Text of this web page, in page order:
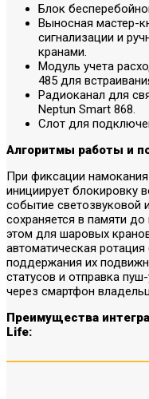
Блок
Выносная мастер-
сигнализации и
кранами.
Модуль учета
485 для
Радиоканал для
Neptun Smart 868.
Слот для
Алгоритмы работы и
При фиксации
инициирует блокировку
событие светозвуковой
сохраняется в памяти до
этом для шаровых
автоматическая
поддержания их
статусов и отправка
через смартфон
Преимущества
Life: